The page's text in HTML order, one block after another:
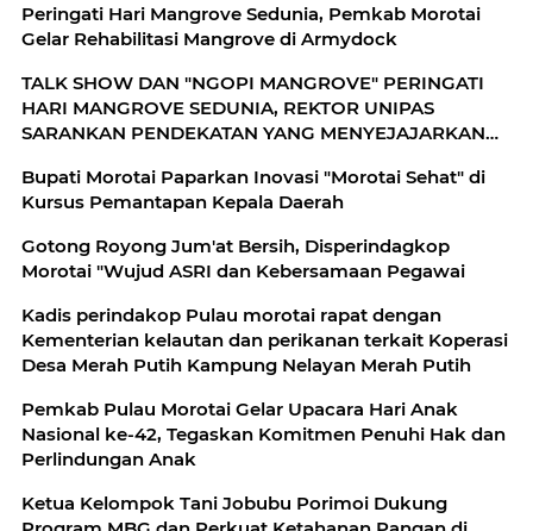
Peringati Hari Mangrove Sedunia, Pemkab Morotai
Gelar Rehabilitasi Mangrove di Armydock
TALK SHOW DAN "NGOPI MANGROVE" PERINGATI
HARI MANGROVE SEDUNIA, REKTOR UNIPAS
SARANKAN PENDEKATAN YANG MENYEJAJARKAN
Bupati Morotai Paparkan Inovasi "Morotai Sehat" di
Kursus Pemantapan Kepala Daerah
Gotong Royong Jum'at Bersih, Disperindagkop
Morotai "Wujud ASRI dan Kebersamaan Pegawai
Kadis perindakop Pulau morotai rapat dengan
Kementerian kelautan dan perikanan terkait Koperasi
Desa Merah Putih Kampung Nelayan Merah Putih
Pemkab Pulau Morotai Gelar Upacara Hari Anak
Nasional ke-42, Tegaskan Komitmen Penuhi Hak dan
Perlindungan Anak
Ketua Kelompok Tani Jobubu Porimoi Dukung